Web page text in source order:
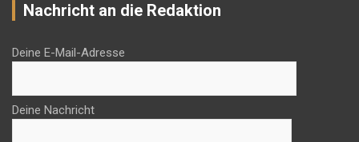
Nachricht an die Redaktion
Deine E-Mail-Adresse
Deine Nachricht